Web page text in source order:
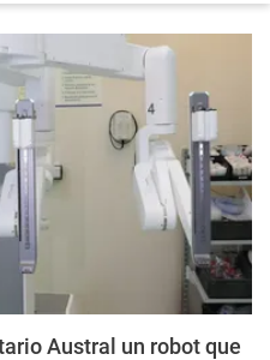
Austral un robot que